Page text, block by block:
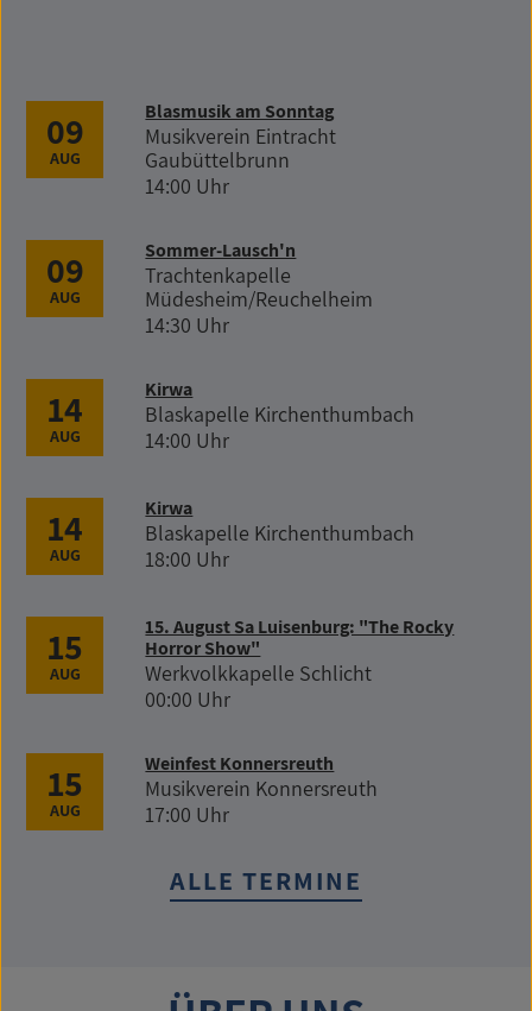
09
AUG
Blasmusik am Sonntag
Musikverein Eintracht
Gaubüttelbrunn
14:00 Uhr
09
AUG
Sommer-Lausch'n
Trachtenkapelle
Müdesheim/Reuchelheim
14:30 Uhr
14
AUG
Kirwa
Blaskapelle Kirchenthumbach
14:00 Uhr
14
AUG
Kirwa
Blaskapelle Kirchenthumbach
18:00 Uhr
15
AUG
15. August Sa Luisenburg: "The Rocky
Horror Show"
Werkvolkkapelle Schlicht
00:00 Uhr
15
AUG
Weinfest Konnersreuth
Musikverein Konnersreuth
17:00 Uhr
ALLE TERMINE